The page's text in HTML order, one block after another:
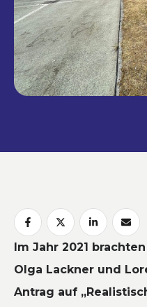
Im Jahr 2021
Olga Lackner und
Antrag auf